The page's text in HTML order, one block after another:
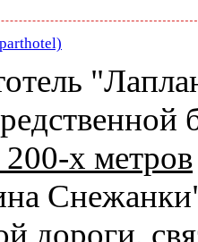
200-х метров
дороги,